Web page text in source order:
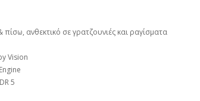
ανθεκτικό σε γρατζουνιές και ραγίσματα
Vision
5